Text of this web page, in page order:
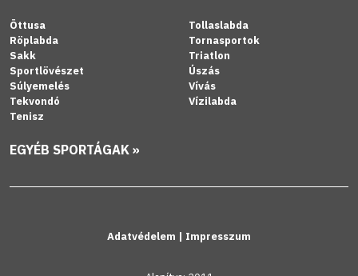
Öttusa
Röplabda
Sakk
Sportlövészet
Súlyemelés
Tekvondó
Tenisz
Tollaslabda
Tornasportok
Triatlon
Úszás
Vívás
Vízilabda
EGYÉB SPORTÁGAK »
Adatvédelem | Impresszum